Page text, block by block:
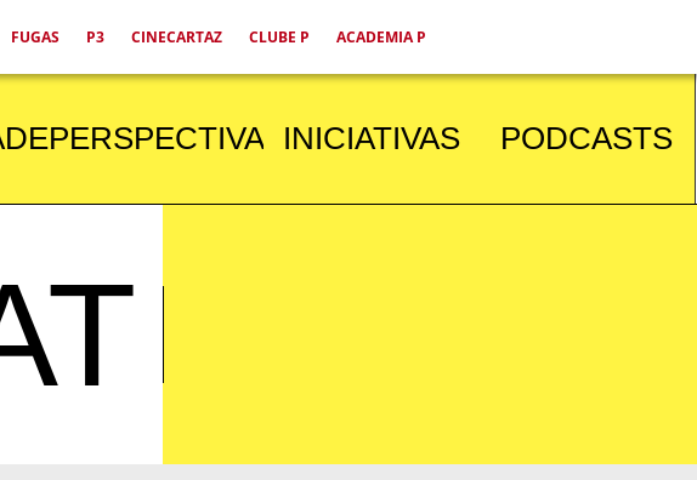
FUGAS P3 CINECARTAZ CLUBE P ACADEMIA P
PERSPECTIVA INICIATIVAS PODCASTS